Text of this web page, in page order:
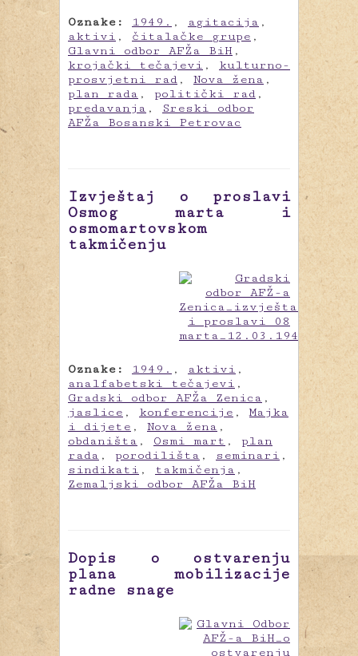
Oznake: 1949. , agitacija ,
aktivi , čitalačke grupe ,
Glavni odbor AFŽa BiH ,
krojački tečajevi , kulturno-
prosvjetni rad , Nova žena ,
plan rada , politički rad ,
predavanja ,
Sreski odbor
AFŽa Bosanski Petrovac
Izvještaj o proslavi
Osmog marta i
osmomartovskom
takmičenju
Oznake: 1949. , aktivi ,
analfabetski tečajevi ,
Gradski odbor AFŽa Zenica ,
jaslice , konferencije ,Majka
i dijete , Nova žena ,
obdaništa , Osmi mart , plan
rada , porodilišta , seminari ,
sindikati , takmičenja ,
Zemaljski odbor AFŽa BiH
Dopis o ostvarenju
plana mobilizacije
radne snage